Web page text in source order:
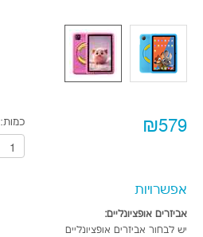
₪579 כמות:
אפשרויות
אביזרים אופציונליים:
יש לבחור אביזרים אופציונליים